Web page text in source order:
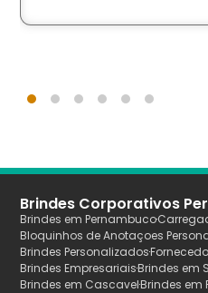
Brindes Corporativos
Brindes em Pernambuco
Bloquinhos de Anotaçoes
Brindes Personalizados
Brindes EmpresariaisBrindes em
Brindes em CascavelBrindes em